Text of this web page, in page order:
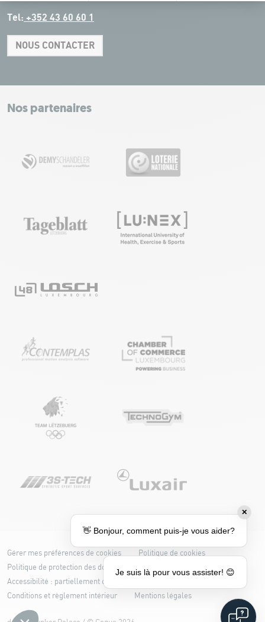
Tel: +352 43 60 60 1
NOUS CONTACTER
+
−
Leaflet|Map tiles by Carto, under CC BY 3.0. Data by OpenStreetMap, under
Nos partenaires
Gérer mes préférences de cookies
Politique de cookies
Politique de protection des données
Accessibilité : partiellement conforme
Conditions et règlement intérieur
Mentions légales
✕
👋 Bonjour, comment puis-je vous aider?
Je suis là pour vous assister! 😊